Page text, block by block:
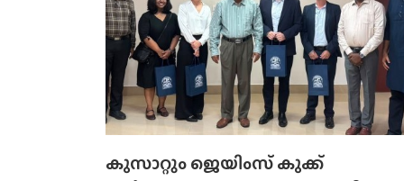
കുസാറ്റും ജെയിംസ് കുക്ക്